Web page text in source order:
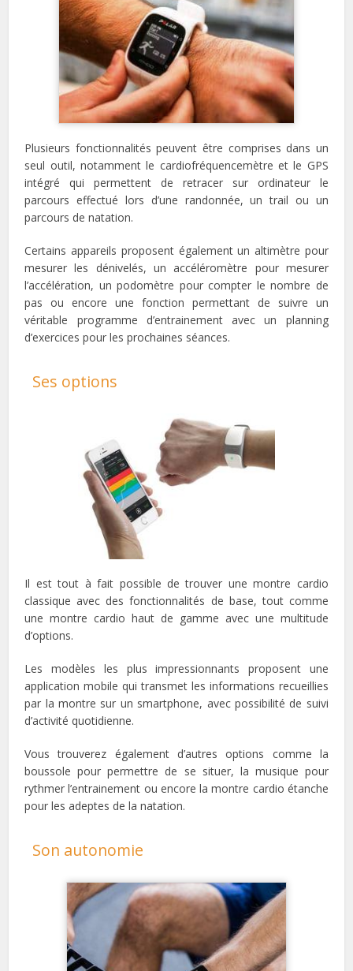
Plusieurs fonctionnalités peuvent être comprises dans un
seul outil, notamment le cardiofréquencemètre et le GPS
intégré qui permettent de retracer sur ordinateur le
parcours effectué lors d’une randonnée, un trail ou un
parcours de natation.
Certains appareils proposent également un altimètre pour
mesurer les dénivelés, un accéléromètre pour mesurer
l’accélération, un podomètre pour compter le nombre de
pas ou encore une fonction permettant de suivre un
véritable programme d’entrainement avec un planning
d’exercices pour les prochaines séances.
Ses options
Il est tout à fait possible de trouver une montre cardio
classique avec des fonctionnalités de base, tout comme
une montre cardio haut de gamme avec une multitude
d’options.
Les modèles les plus impressionnants proposent une
application mobile qui transmet les informations recueillies
par la montre sur un smartphone, avec possibilité de suivi
d’activité quotidienne.
Vous trouverez également d’autres options comme la
boussole pour permettre de se situer, la musique pour
rythmer l’entrainement ou encore la montre cardio étanche
pour les adeptes de la natation.
Son autonomie